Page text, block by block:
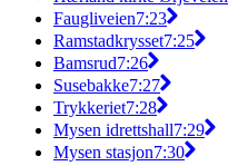
Faugliveien7:23
Ramstadkrysset7:25
Bamsrud7:26
Susebakke7:27
Trykkeriet7:28
Mysen idrettshall7:29
Mysen stasjon7:30